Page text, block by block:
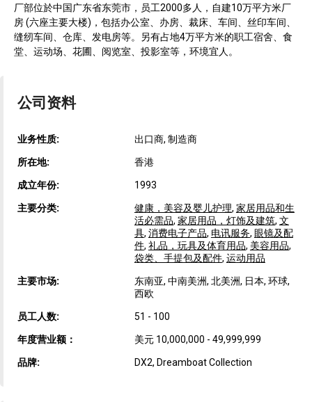
厂部位於中国广东省东莞市，员工2000多人，自建10万平方米厂
房 (六座主要大楼)，包括办公室、办房、裁床、车间、丝印车间、
缝纫车间、仓库、发电房等。另有占地4万平方米的职工宿舍、食
堂、运动场、花圃、阅览室、投影室等，环境宜人。
公司资料
业务性质: 出口商, 制造商
所在地: 香港
成立年份: 1993
主要分类: 健康，美容及婴儿护理, 家居用品和生
活必需品, 家居用品，灯饰及建筑, 文
具, 消费电子产品, 电讯服务, 眼镜及配
件, 礼品，玩具及体育用品, 美容用品,
袋类、手提包及配件, 运动用品
主要市场:
东南亚, 中南美洲, 北美洲, 日本, 环球,
西欧
员工人数: 51 - 100
年度营业额： 美元 10,000,000 - 49,999,999
品牌: DX2, Dreamboat Collection